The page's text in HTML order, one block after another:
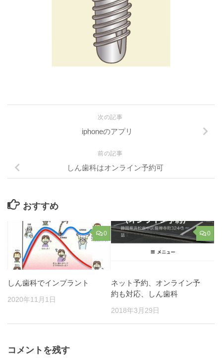
次の記事
iphoneのアプリ
前の記事
しん歯科はオンライン予約可
おすすめ
0
しん歯科でインプラント
2020年11月1日
0
ネット予約、オンライン予
約も対応、しん歯科
2018年3月29日
コメントを残す